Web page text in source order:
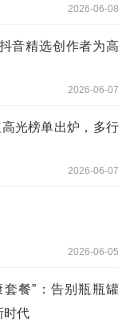
2026-06-08
音精选创作者为高
2026-06-07
光榜单出炉，多行
2026-06-07
2026-06-05
餐”：告别瓶瓶罐
时代